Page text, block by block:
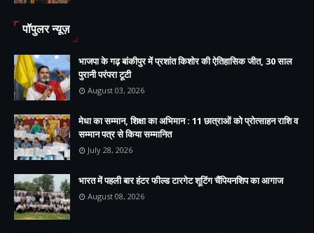
पॉपुलर न्यूज़
भाजपा के गढ़ बांकीपुर में प्रशांत किशोर की ऐतिहासिक जीत, 30 साल
पुरानी परंपरा टूटी
August 03, 2026
मेधा का सम्मान, शिक्षा का अभिमान : 11 छात्राओं को प्रोत्साहन राशि व
सम्मान पत्र से किया सम्मानित
July 28, 2026
भारत में पहली बार हंटर फील्ड टारगेट शूटिंग चैंपियनशिप का आगाज
August 08, 2026